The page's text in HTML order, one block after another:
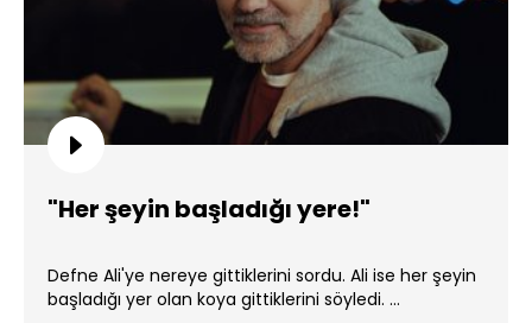
"Her şeyin başladığı yere!"
Defne Ali'ye nereye gittiklerini sordu. Ali ise her şeyin
başladığı yer olan koya gittiklerini söyledi. ...